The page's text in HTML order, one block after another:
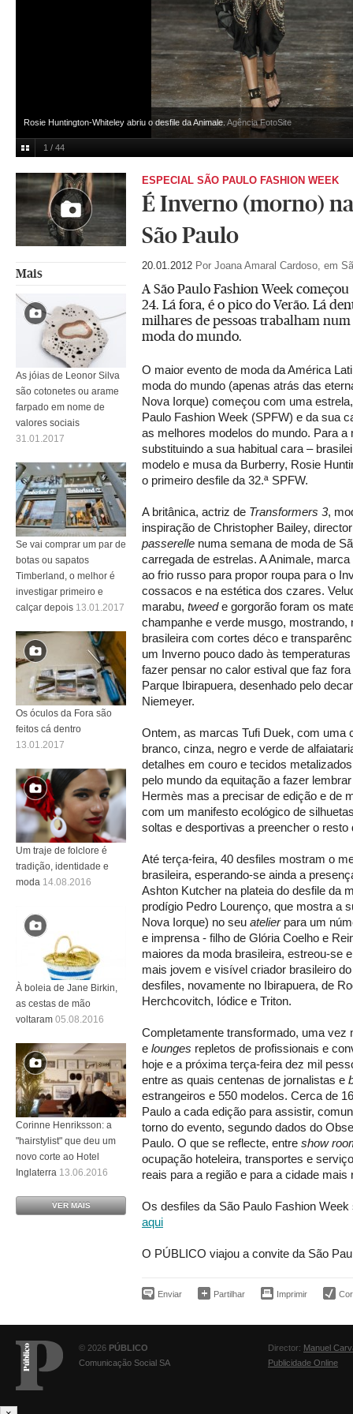
Rosie Huntington-Whiteley abriu o desfile da Animale. Agência FotoSite
1 / 44
ESPECIAL SÃO PAULO FASHION WEEK
É Inverno (morno)
São Paulo
20.01.2012 Por Joana Amaral Cardoso, em
A São Paulo Fashion Week
24. Lá fora, é o pico do Verão. Lá
milhares de pessoas trabalham
moda do mundo.
O maior evento de moda da América
moda do mundo (apenas atrás das
Nova Iorque) começou com uma
Paulo Fashion Week (SPFW) e da sua
as melhores modelos do mundo. Para a
substituindo a sua habitual cara –
modelo e musa da Burberry, Rosie
o primeiro desfile da 32.ª SPFW.
A britânica, actriz de Transformers 3,
inspiração de Christopher Bailey,
passerelle numa semana de moda de
carregada de estrelas. A Animale,
ao frio russo para propor roupa para o
cossacos e na estética dos czares.
marabu, tweede gorgorão foram os
champanhe e verde musgo, mostrando,
brasileira com cortes déco e
um Inverno pouco dado às
fazer pensar no calor estival que faz
Parque Ibirapuera, desenhado pelo
Niemeyer.
Ontem, as marcas Tufi Duek, com uma
branco, cinza, negro e verde de
detalhes em couro e tecidos
pelo mundo da equitação a fazer
Hermès mas a precisar de edição e de
com um manifesto ecológico de
soltas e desportivas a preencher o resto
Até terça-feira, 40 desfiles mostram o
brasileira, esperando-se ainda a
Ashton Kutcher na plateia do desfile da
prodígio Pedro Lourenço, que mostra a
Nova Iorque) no seu atelierpara um
e imprensa - filho de Glória Coelho e
maiores da moda brasileira, estreou-se
mais jovem e visível criador brasileiro
desfiles, novamente no Ibirapuera, de
Herchcovitch, Iódice e Triton.
Completamente transformado, uma vez
e lounges repletos de profissionais e
hoje e a próxima terça-feira dez mil
entre as quais centenas de jornalistas e
estrangeiros e 550 modelos. Cerca de
Paulo a cada edição para assistir,
torno do evento, segundo dados do
Paulo. O que se reflecte, entre show
ocupação hoteleira, transportes e
reais para a região e para a cidade mais
Os desfiles da São Paulo Fashion
aqui
O PÚBLICO viajou a convite da São
Enviar Partilhar Imprimir
Mais
As jóias de Leonor Silva
são cotonetes ou arame
farpado em nome de
valores sociais
31.01.2017
Se vai comprar um par de
botas ou sapatos
Timberland, o melhor é
investigar primeiro e
calçar depois 13.01.2017
Os óculos da Fora são
feitos cá dentro
13.01.2017
Um traje de folclore é
tradição, identidade e
moda 14.08.2016
À boleia de Jane Birkin,
as cestas de mão
voltaram 05.08.2016
Corinne Henriksson: a
"hairstylist" que deu um
novo corte ao Hotel
Inglaterra 13.06.2016
VER MAIS
© 2026 PÚBLICO
Comunicação Social SA
Director: Manuel
Publicidade Online